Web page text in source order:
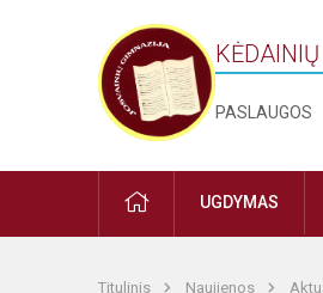
PASLAUGOS
PRADŽIAUGDYMAS
Titulinis Naujienos